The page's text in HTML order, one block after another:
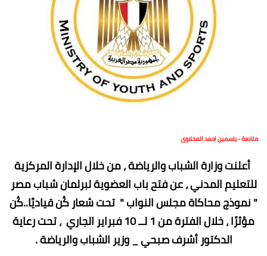
متابعة - ياسمين احمد المحلاوى
أعلنت وزارة الشباب والرياضة ، من خلال الإدارة المركزية
للتعليم المدني ، عن فتح باب العضوية لبرلمان شباب مصر
" نموذج محاكاة مجلس النواب " تحت شعار كُن قياديًا..كُن
مؤثرًا ، خلال الفترة من 1 لــ 10 فبراير الجاري ، تحت رعاية
الدكتور أشرف صبحي _ وزير الشباب والرياضة .